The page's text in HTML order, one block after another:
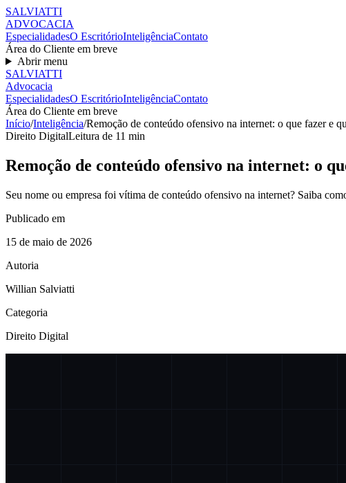
SALVIATTI
ADVOCACIA
EspecialidadesO EscritórioInteligênciaContato
Área do Cliente em breve
Abrir menu
SALVIATTI
Advocacia
EspecialidadesO EscritórioInteligênciaContato
Área do Cliente em breve
Início/Inteligência/Remoção de conteúdo ofensivo na internet: o que fazer e
Direito DigitalLeitura de 11 min
Remoção de conteúdo ofensivo na internet: o
Seu nome ou empresa foi vítima de conteúdo ofensivo na internet? Saiba
Publicado em
15 de maio de 2026
Autoria
Willian Salviatti
Categoria
Direito Digital